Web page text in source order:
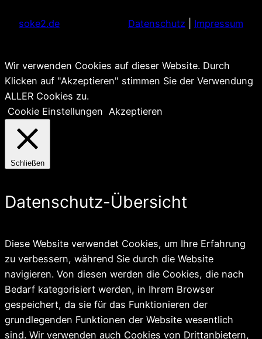
soke2.de Datenschutz Impressum
Wir verwenden Cookies auf dieser Website. Durch
Klicken auf "Akzeptieren" stimmen Sie der Verwendung
ALLER Cookies zu.
Cookie Einstellungen Akzeptieren
Schließen
Datenschutz-Übersicht
Diese Website verwendet Cookies, um Ihre Erfahrung
zu verbessern, während Sie durch die Website
navigieren. Von diesen werden die Cookies, die nach
Bedarf kategorisiert werden, in Ihrem Browser
gespeichert, da sie für das Funktionieren der
grundlegenden Funktionen der Website wesentlich
sind. Wir verwenden auch Cookies von Drittanbietern,